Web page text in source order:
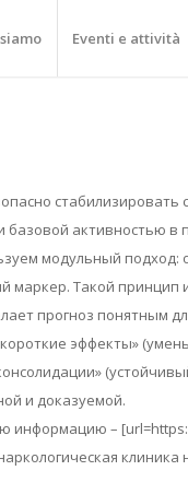
Eventi e attività
стабилизировать
базовой активностью в
модульный
Такой принцип
прогноз понятным
эффекты»
и доказуемой.
информацию –